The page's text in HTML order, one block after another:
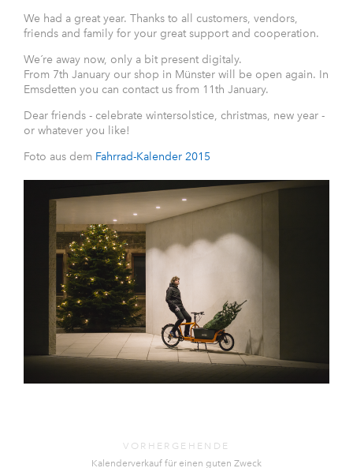
We had a great year. Thanks to all customers, vendors,
friends and family for your great support and cooperation.
We´re away now, only a bit present digitaly.
From 7th January our shop in Münster will be open again. In
Emsdetten you can contact us from 11th January.
Dear friends - celebrate wintersolstice, christmas, new year -
or whatever you like!
Foto aus dem Fahrrad-Kalender 2015
VORHERGEHENDE
Kalenderverkauf für einen guten Zweck